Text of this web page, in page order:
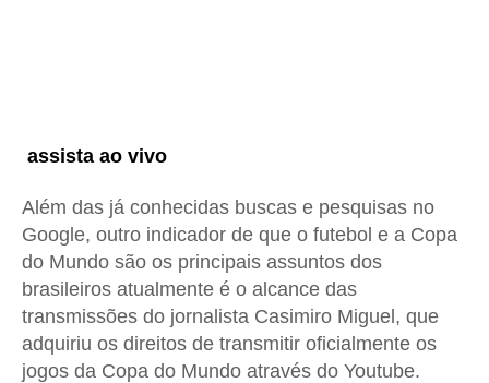
assista ao vivo
Além das já conhecidas buscas e pesquisas no
Google, outro indicador de que o futebol e a Copa
do Mundo são os principais assuntos dos
brasileiros atualmente é o alcance das
transmissões do jornalista Casimiro Miguel, que
adquiriu os direitos de transmitir oficialmente os
jogos da Copa do Mundo através do Youtube.